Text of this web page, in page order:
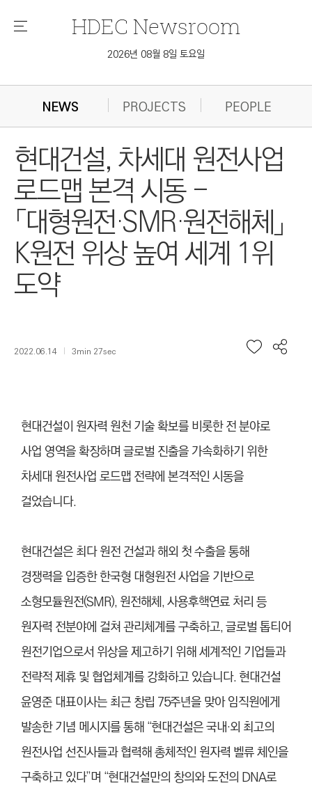
메
HDEC Newsroom
2026년 08월 8일 토요일
NEWS PROJECTS PEOPLE
현대건설, 차세대 원전사업
로드맵 본격 시동 -
「대형원전·SMR·원전해체」
K원전 위상 높여 세계 1위
도약
2022.06.14 3min 27sec
현대건설이 원자력 원천 기술 확보를 비롯한 전 분야로
사업 영역을 확장하며 글로벌 진출을 가속화하기 위한
차세대 원전사업 로드맵 전략에 본격적인 시동을
걸었습니다.
현대건설은 최다 원전 건설과 해외 첫 수출을 통해
경쟁력을 입증한 한국형 대형원전 사업을 기반으로
소형모듈원전(SMR), 원전해체, 사용후핵연료 처리 등
원자력 전분야에 걸쳐 관리체계를 구축하고, 글로벌 톱티어
원전기업으로서 위상을 제고하기 위해 세계적인 기업들과
전략적 제휴 및 협업체계를 강화하고 있습니다. 현대건설
윤영준 대표이사는 최근 창립 75주년을 맞아 임직원에게
발송한 기념 메시지를 통해 “현대건설은 국내·외 최고의
원전사업 선진사들과 협력해 총체적인 원자력 벨류 체인을
구축하고 있다”며 “현대건설만의 창의와 도전의 DNA로